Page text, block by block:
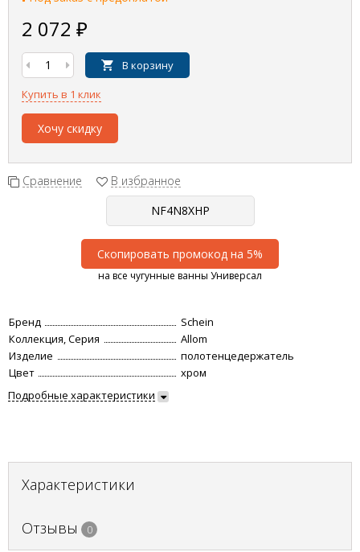
2 072 ₽
В корзину
Купить в 1 клик
Хочу скидку
Сравнение В избранное
Скопировать промокод на 5%
на все чугунные ванны Универсал
Бренд
Schein
Коллекция, Серия
Allom
Изделие
полотенцедержатель
Цвет
хром
Подробные характеристики
Характеристики
Отзывы 0